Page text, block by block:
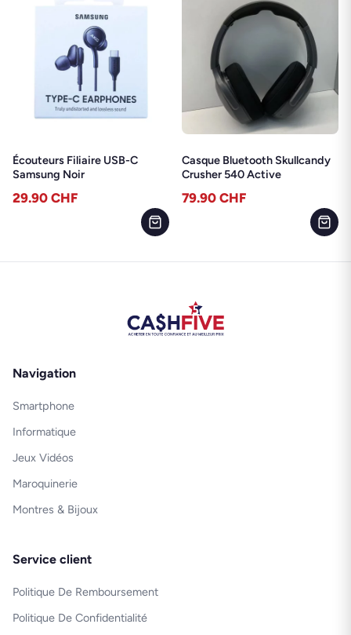
Écouteurs Filiaire USB-C
Samsung Noir
29.90 CHF
Casque Bluetooth Skullcandy
Crusher 540 Active
79.90 CHF
Navigation
Smartphone
Informatique
Jeux Vidéos
Maroquinerie
Montres & Bijoux
Service client
Politique De Remboursement
Politique De Confidentialité